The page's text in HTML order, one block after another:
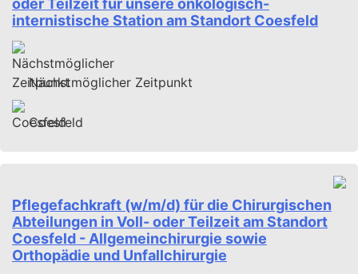
oder Teilzeit für unsere onkologisch-
internistische Station am Standort Coesfeld
Nächstmöglicher Zeitpunkt
Coesfeld
Pflegefachkraft (w/m/d) für die Chirurgischen
Abteilungen in Voll- oder Teilzeit am Standort
Coesfeld - Allgemeinchirurgie sowie
Orthopädie und Unfallchirurgie